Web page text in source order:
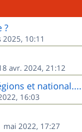
?
2025, 10:11
avr. 2024, 21:12
et national....
16:03
mai 2022, 17:27